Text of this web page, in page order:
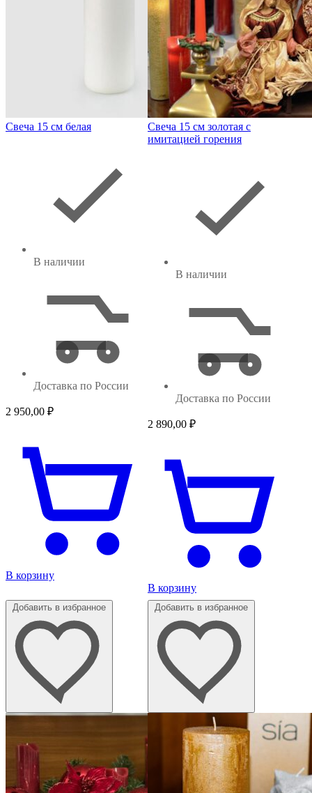
Свеча 15 см белая
В наличии
Доставка по России
2 950,00 ₽
В корзину
Свеча 15 см золотая с
имитацией горения
В наличии
Доставка по России
2 890,00 ₽
В корзину
Добавить в избранное Добавить в избранное